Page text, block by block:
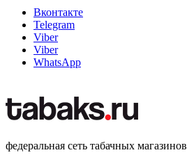
Вконтакте
Telegram
Viber
Viber
WhatsApp
федеральная сеть табачных магазинов